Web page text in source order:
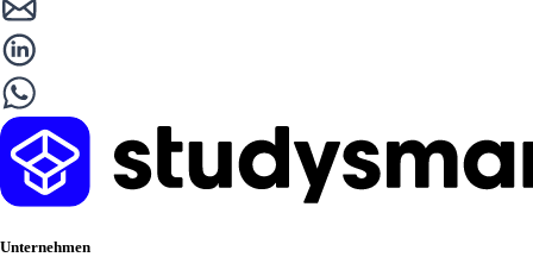
Unternehmen